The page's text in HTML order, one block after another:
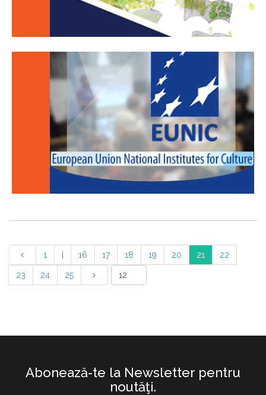
1 16 17 18 19 20 21 22
23 24 25
Abonează-te la Newsletter pentru
noutăţi.